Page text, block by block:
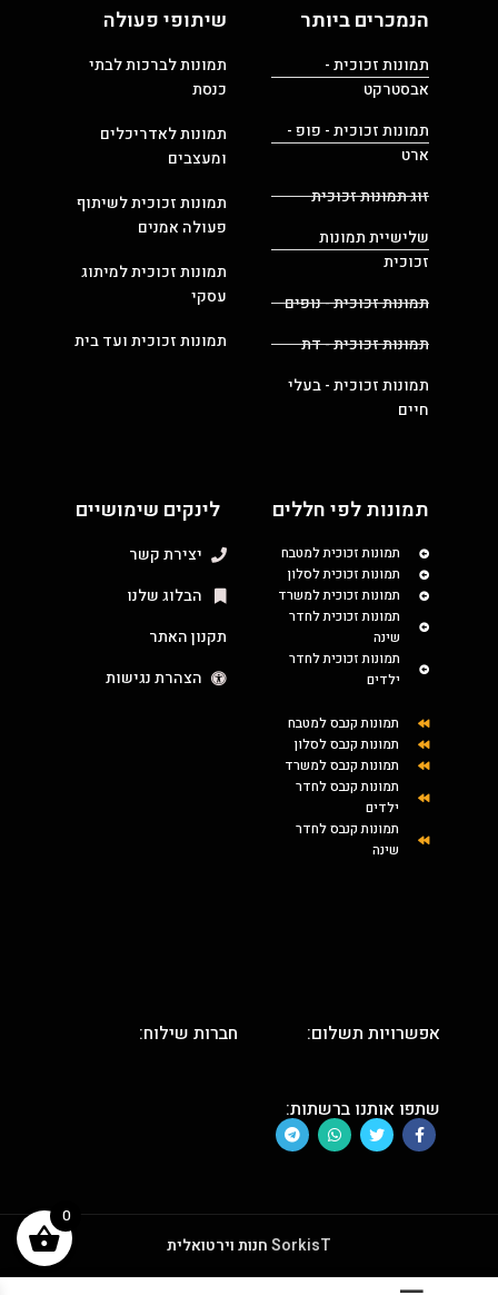
הנמכרים ביותר
תמונות זכוכית -
אבסטרקט
תמונות זכוכית - פופ -
ארט
זוג תמונות זכוכית
שלישיית תמונות
זכוכית
תמונות זכוכית - נופים
תמונות זכוכית - דת
תמונות זכוכית - בעלי
חיים
שיתופי פעולה
תמונות לברכות לבתי
כנסת
תמונות לאדריכלים
ומעצבים
תמונות זכוכית לשיתוף
פעולה אמנים
תמונות זכוכית למיתוג
עסקי
תמונות זכוכית ועד בית
תמונות לפי חללים
תמונות זכוכית למטבח
תמונות זכוכית לסלון
תמונות זכוכית למשרד
תמונות זכוכית לחדר
שינה
תמונות זכוכית לחדר
ילדים
תמונות קנבס למטבח
תמונות קנבס לסלון
תמונות קנבס למשרד
תמונות קנבס לחדר
ילדים
תמונות קנבס לחדר
שינה
לינקים שימושיים
יצירת קשר
הבלוג שלנו
תקנון האתר
הצהרת נגישות
אפשרויות תשלום: חברות שילוח:
שתפו אותנו ברשתות:
SorkisTחנות וירטואלית
0